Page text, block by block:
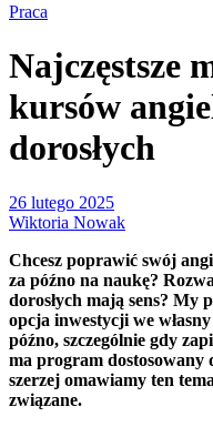
Praca
Najczęstsze
kursów
dorosłych
26 lutego 2025
Wiktoria Nowak
Chcesz poprawić swój
za późno na naukę?
dorosłych mają sens? My
opcja inwestycji we
późno, szczególnie gdy
ma program dostosowany
szerzej omawiamy ten
związane.